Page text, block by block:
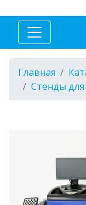
Главная
Стенды для